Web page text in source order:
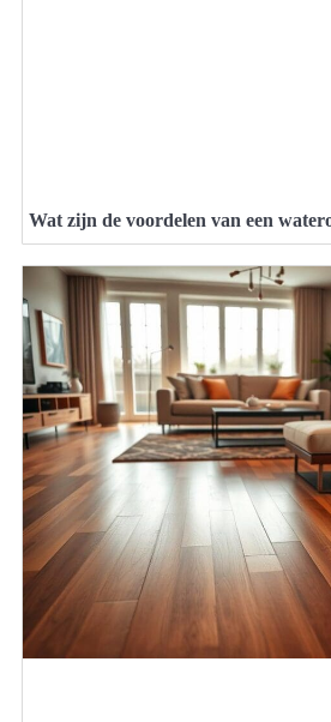
Wat zijn de voordelen van een